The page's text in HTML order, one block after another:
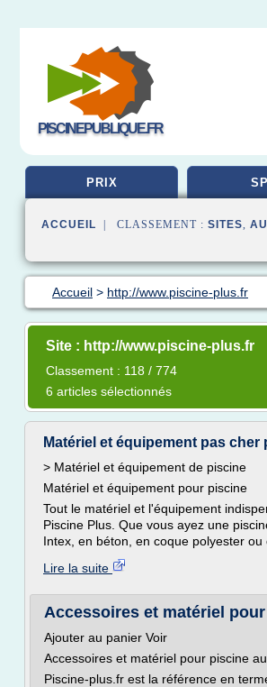
PISCINEPUBLIQUE.FR
PRIX
ACCUEIL | CLASSEMENT : SITES,
Accueil > http://www.piscine-plus.fr
Site : http://www.piscine-plus.fr
Classement : 118 / 774
6 articles sélectionnés
Matériel et équipement pas
> Matériel et équipement de piscine
Matériel et équipement pour piscine
Tout le matériel et l'équipement
Piscine Plus. Que vous ayez une
Intex, en béton, en coque polyester ou
Lire la suite
Accessoires et matériel
Ajouter au panier Voir
Accessoires et matériel pour piscine
Piscine-plus.fr est la référence en